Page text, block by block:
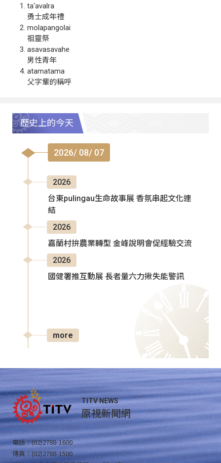
ta‘avalra
勇士成年禮
molapangolai
祖靈祭
asavasavahe
男性青年
atamatama
父字輩的稱呼
歷史上的今天
2026/ 08/ 07
2026
台東pulingau生命故事展 香氛串起文化連
結
2026
嘉蘭村拚農業轉型 金峰說明會促經驗交流
2026
國健署推互動展 長者量六力揪失能警訊
more
TITV NEWS
原視新聞網
電話：(02)2788-1600
傳真：(02)2788-1500